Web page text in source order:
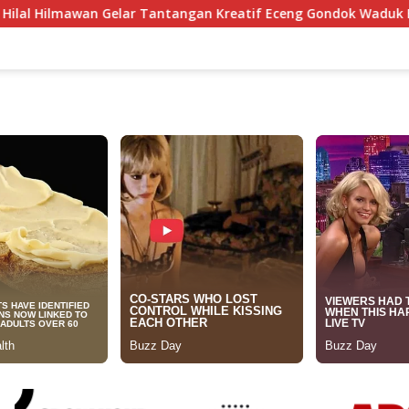
Kreatif Eceng Gondok Waduk Bojongsari, Sediakan